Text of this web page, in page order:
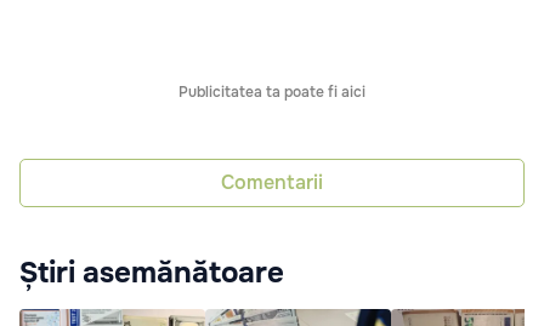
Publicitatea ta poate fi aici
Comentarii
Știri asemănătoare